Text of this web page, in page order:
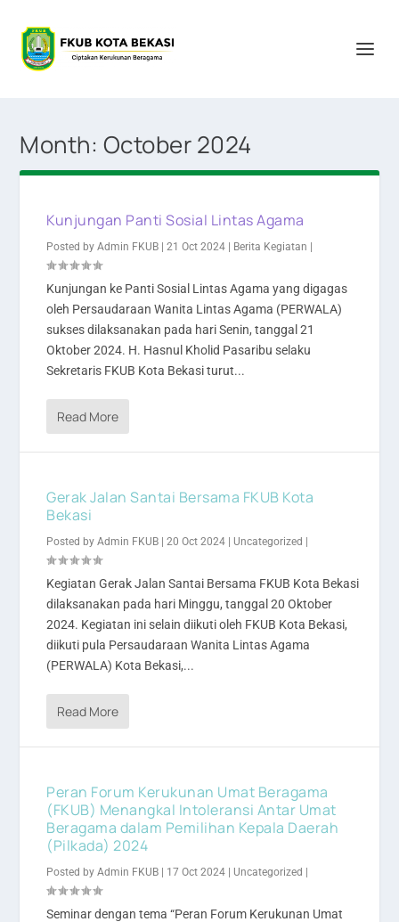
Month: October 2024
Kunjungan Panti Sosial Lintas Agama
Posted byAdmin FKUB |21 Oct 2024 Berita Kegiatan
Kunjungan ke Panti Sosial Lintas Agama yang digagas
oleh Persaudaraan Wanita Lintas Agama (PERWALA)
sukses dilaksanakan pada hari Senin, tanggal 21
Oktober 2024. H. Hasnul Kholid Pasaribu selaku
Sekretaris FKUB Kota Bekasi turut...
Read More
Gerak Jalan Santai Bersama FKUB Kota
Bekasi
Posted byAdmin FKUB |20 Oct 2024 Uncategorized
Kegiatan Gerak Jalan Santai Bersama FKUB Kota Bekasi
dilaksanakan pada hari Minggu, tanggal 20 Oktober
2024. Kegiatan ini selain diikuti oleh FKUB Kota Bekasi,
diikuti pula Persaudaraan Wanita Lintas Agama
(PERWALA) Kota Bekasi,...
Read More
Peran Forum Kerukunan Umat Beragama
(FKUB) Menangkal Intoleransi Antar Umat
Beragama dalam Pemilihan Kepala Daerah
(Pilkada) 2024
Posted byAdmin FKUB 17 Oct 2024 Uncategorized
Seminar dengan tema “Peran Forum Kerukunan Umat